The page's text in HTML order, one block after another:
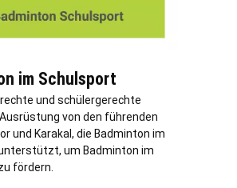
im Schulsport
und schülergerechte
von den führenden
und Karakal, die Badminton im
um Badminton im
fördern.